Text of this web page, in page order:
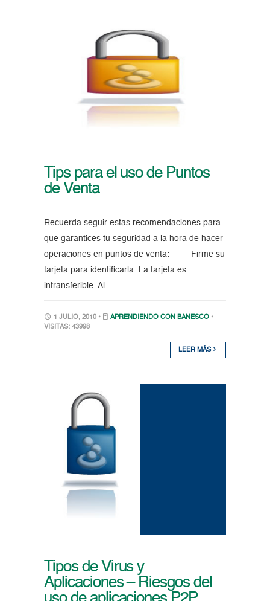
Tips para el uso de Puntos
de Venta
Recuerda seguir estas recomendaciones para
que garantices tu seguridad a la hora de hacer
operaciones en puntos de venta: Firme su
tarjeta para identificarla. La tarjeta es
intransferible. Al
1 JULIO, 2010 • APRENDIENDO CON BANESCO •
VISITAS: 43998
LEER MÁS
Tipos de Virus y
Aplicaciones – Riesgos del